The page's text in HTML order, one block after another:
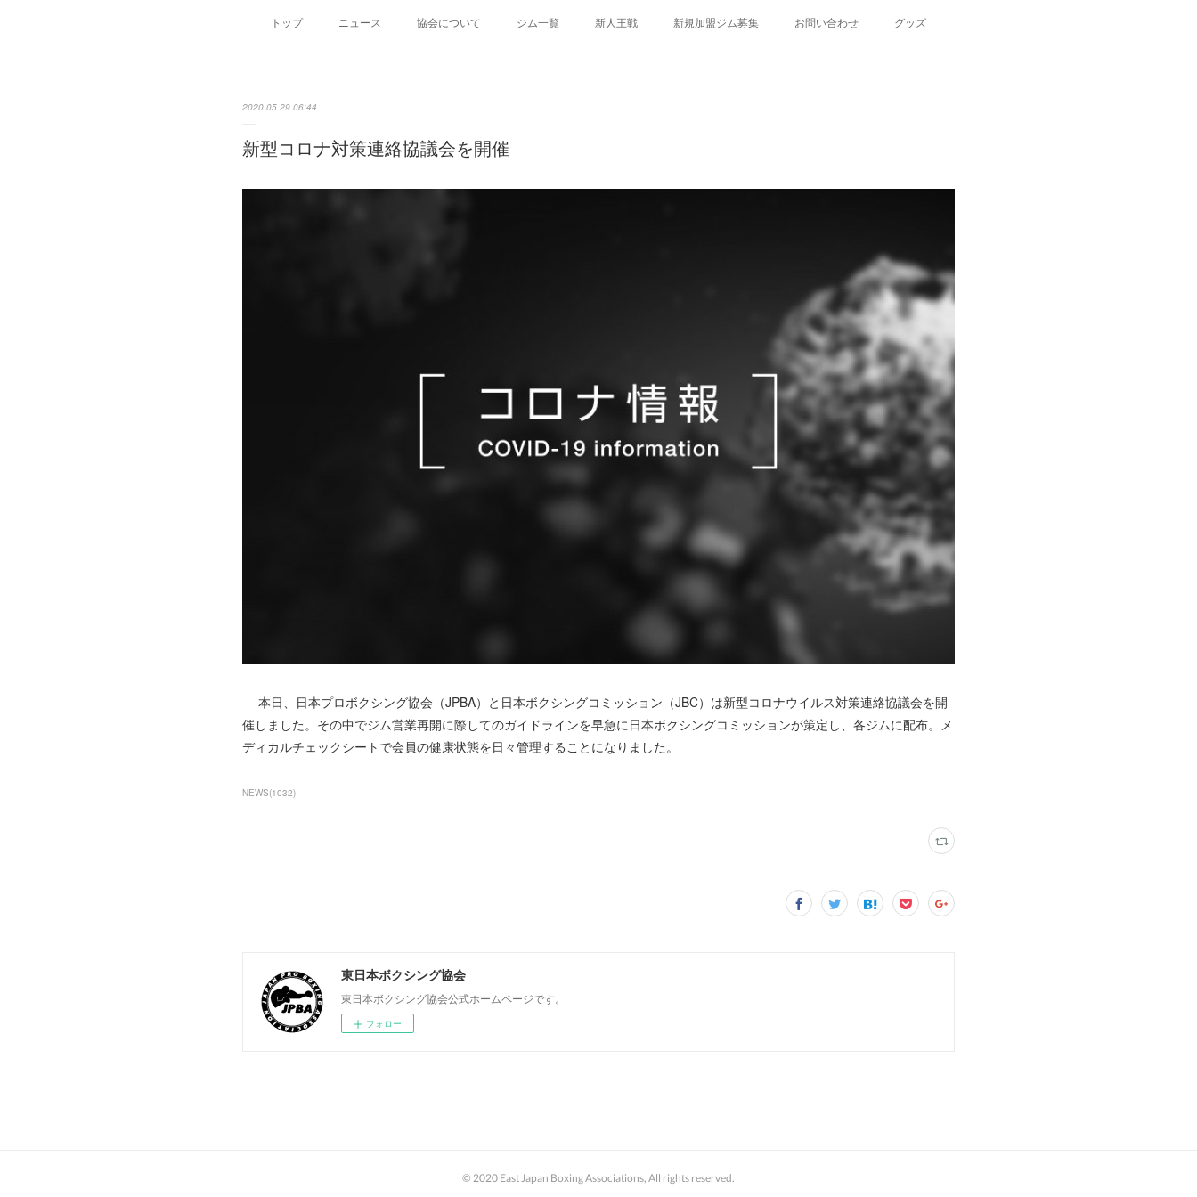
トップ ニュース 協会について ジム一覧 新人王戦 新規加盟ジム募集 お問い合わせ グッズ
2020.05.29 06:44
新型コロナ対策連絡協議会を開催
本日、日本プロボクシング協会（JPBA）と日本ボクシングコミッション（JBC）は新型コロナウイルス対策連絡協議会を開
催しました。その中でジム営業再開に際してのガイドラインを早急に日本ボクシングコミッションが策定し、各ジムに配布。メ
ディカルチェックシートで会員の健康状態を日々管理することになりました。
NEWS(1032)
東日本ボクシング協会
東日本ボクシング協会公式ホームページです。
フォロー
© 2020 East Japan Boxing Associations, All rights reserved.